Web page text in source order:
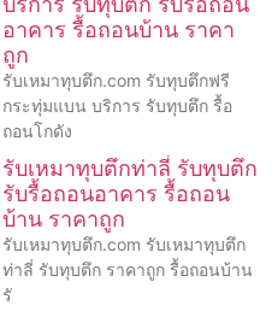
อาคาร รื้อถอนบ้าน ราคา
ถูก
รับเหมาทุบตึก.com รับทุบตึกฟรี
กระทุ่มแบน บริการ รับทุบตึก รื้อ
ถอนโกดัง
รับเหมาทุบตึกท่าลี่ รับทุบตึก
รับรื้อถอนอาคาร รื้อถอน
บ้าน ราคาถูก
รับเหมาทุบตึก.com รับเหมาทุบตึก
ท่าลี่ รับทุบตึก ราคาถูก รื้อถอนบ้าน
รั